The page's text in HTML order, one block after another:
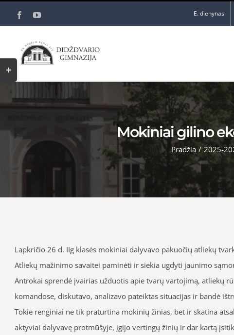
FacebookYouTube E. dienynas
Mokiniai gilino
Pradžia / 2025-
Lapkričio 26 d. IIg klasės mokiniai dalyvavo pakuočių atliekų
Atliekų mažinimo savaitei paminėti ir siekia ugdyti jaunimo
Antrokai sprendė įvairias užduotis apie tvarų vartojimą, atliekų
komandose, diskutavo, analizavo pateiktas situacijas ir bandė
Tokie renginiai ne tik praturtina mokinių žinias, bet ir skatina
aktyviai dalyvavę protmūšyje, įgijo vertingų žinių ir dar kartą
Toggle
Sliding